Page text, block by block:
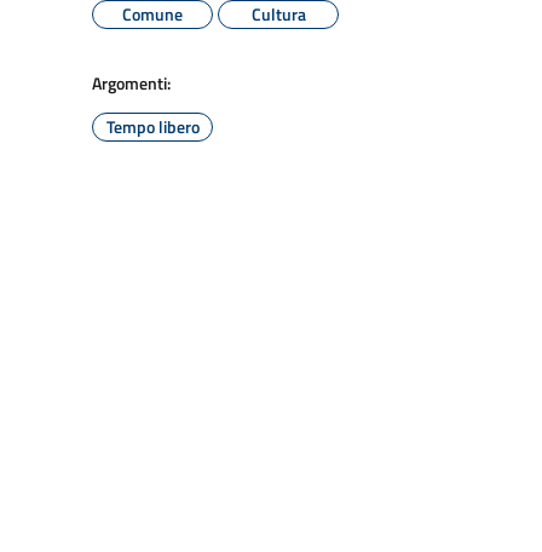
Comune
Cultura
Argomenti:
Tempo libero